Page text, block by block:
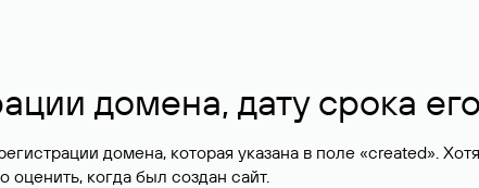
домена, дату срока
домена, которая указана в поле «created».
когда был создан сайт.